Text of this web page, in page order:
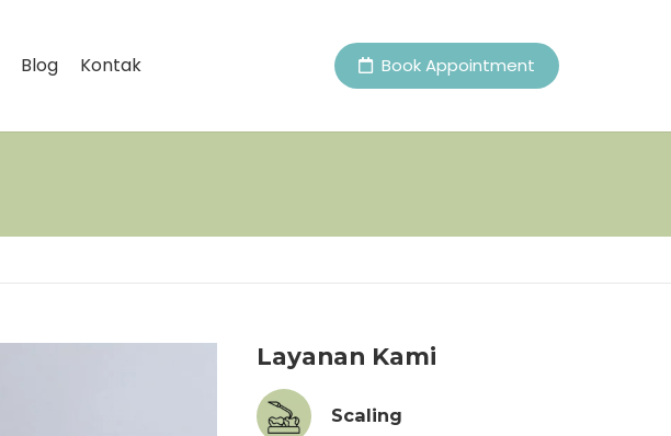
Blog Kontak Book Appointment
Layanan Kami
Scaling